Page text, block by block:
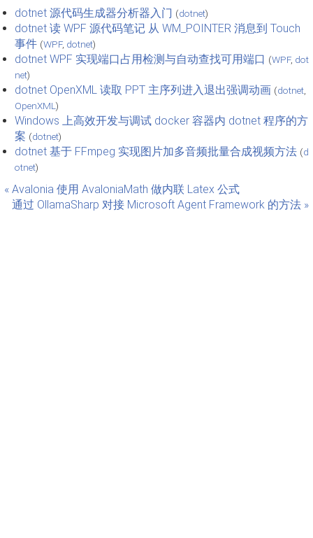
dotnet 源代码生成器分析器入门 (dotnet)
dotnet 读 WPF 源代码笔记 从 WM_POINTER 消息到 Touch
事件 (WPF, dotnet)
dotnet WPF 实现端口占用检测与自动查找可用端口 (WPF, dot
net)
dotnet OpenXML 读取 PPT 主序列进入退出强调动画 (dotnet
OpenXML )
Windows 上高效开发与调试 docker 容器内 dotnet 程序的方
案 (dotnet)
dotnet 基于 FFmpeg 实现图片加多音频批量合成视频方法 (d
otnet)
« Avalonia 使用 AvaloniaMath 做内联 Latex 公式
通过 OllamaSharp 对接 Microsoft Agent Framework 的方法 »